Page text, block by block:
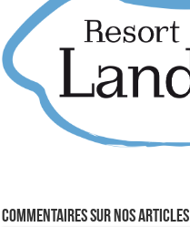
Commentaires sur nos articles